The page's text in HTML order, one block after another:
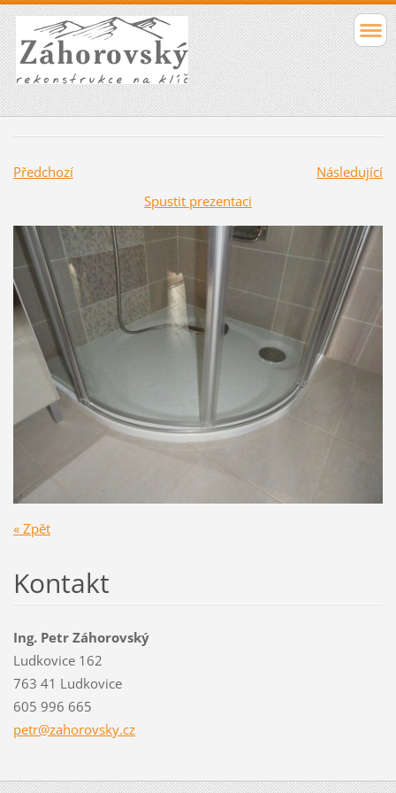
Předchozí
Následující
Spustit prezentaci
« Zpět
Kontakt
Ing. Petr Záhorovský
Ludkovice 162
763 41 Ludkovice
605 996 665
petr@zahorovsky.cz